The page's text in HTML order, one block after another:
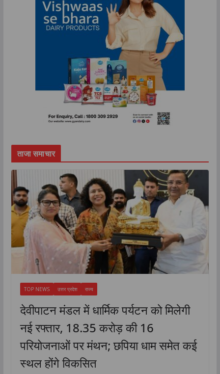
ताजा समाचार
TOP NEWS उत्तर प्रदेश राज्य
देवीपाटन मंडल में धार्मिक पर्यटन को मिलेगी
नई रफ्तार, 18.35 करोड़ की 16
परियोजनाओं पर मंथन; छपिया धाम समेत कई
स्थल होंगे विकसित